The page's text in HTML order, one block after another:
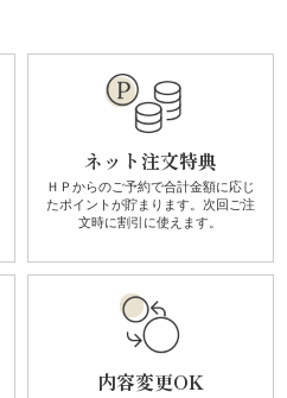
ネット注文特典
ＨＰからのご予約で合計金額に応じ
たポイントが貯まります。 次回ご注
文時に割引に使えます。
内容変更OK